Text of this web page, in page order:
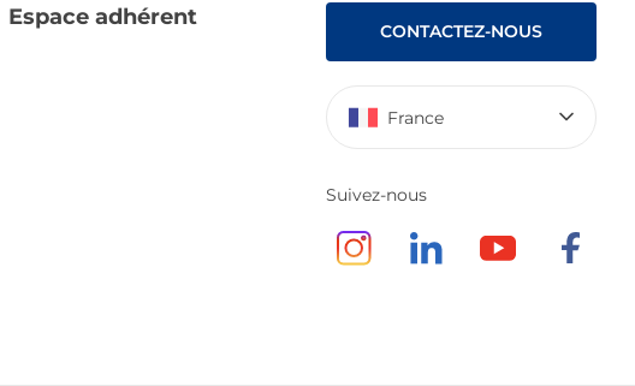
Espace adhérent
CONTACTEZ-NOUS
France
Suivez-nous